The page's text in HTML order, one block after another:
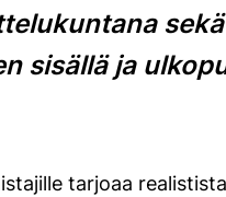
sisällä ja
tarjoaa